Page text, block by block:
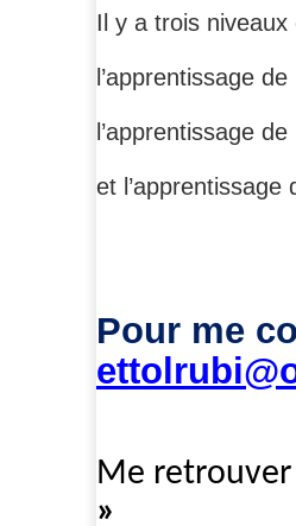
Il y a trois
l’apprentissage
l’apprentissage
et l’apprentissage
Pour me
Me
»